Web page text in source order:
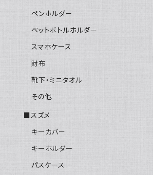
ペンホルダー
ペットボトルホルダー
スマホケース
財布
靴下・ミニタオル
その他
■スズメ
キーカバー
キーホルダー
パスケース